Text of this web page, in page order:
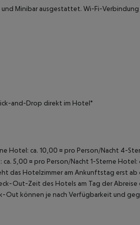
und Minibar ausgestattet. Wi-Fi-
and-Drop direkt im Hotel*
Hotel: ca. 10,00 ¤ pro Person/Nacht 4-
5,00 ¤ pro Person/Nacht 1-Sterne Hotel:
das Hotelzimmer am Ankunftstag erst
Out-Zeit des Hotels am Tag der Abreise
Out können je nach Verfügbarkeit und